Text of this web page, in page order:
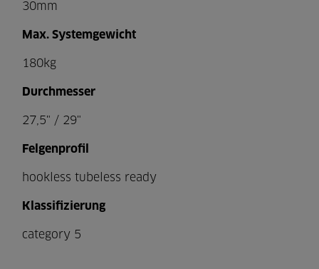
30mm
Max. Systemgewicht
180kg
Durchmesser
27,5" / 29"
Felgenprofil
hookless tubeless ready
Klassifizierung
category 5